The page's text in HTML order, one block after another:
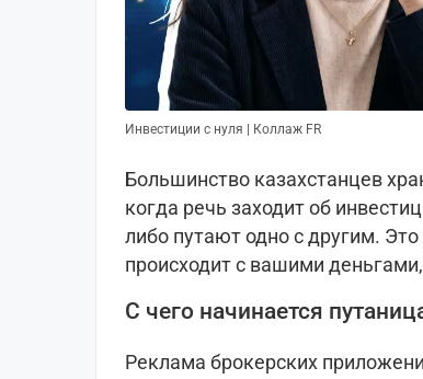
Инвестиции с нуля | Коллаж FR
Большинство казахстанцев
когда речь заходит об
либо путают одно с другим.
происходит с вашими
С чего начинается
Реклама брокерских